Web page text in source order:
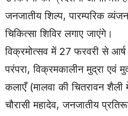
जनजातीय शिल्प, पारम्परिक
चिकित्सा शिविर लगाए जाएंगे।
विक्रमोत्सव में 27 फरवरी से आर्ष
परंपरा, विक्रमकालीन मुद्रा एवं
कलाएँ (मालवा की चितरावन शैली
चौरासी महादेव, जनजातीय